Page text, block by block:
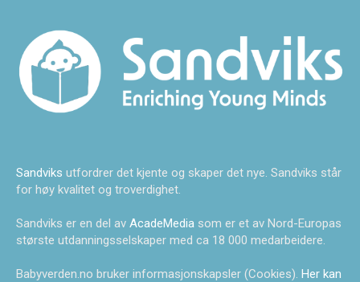
Sandviks utfordrer det kjente og skaper det nye. Sandviks står
for høy kvalitet og troverdighet.
Sandviks er en del av AcadeMedia som er et av Nord-Europas
største utdanningsselskaper med ca 18 000 medarbeidere.
Babyverden.no bruker informasjonskapsler (Cookies). Her kan